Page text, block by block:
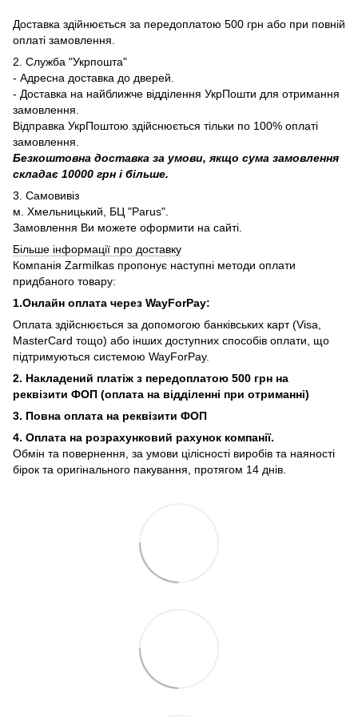
Доставка здійнюється за передоплатою 500 грн або при повній
оплаті замовлення.
2. Служба "Укрпошта"
- Адресна доставка до дверей.
- Доставка на найближче відділення УкрПошти для отримання
замовлення.
Відправка УкрПоштою здійснюється тільки по 100% оплаті
замовлення.
Безкоштовна доставка за умови, якщо сума замовлення
складає 10000 грн і більше.
3. Самовивіз
м. Хмельницький, БЦ "Parus".
Замовлення Ви можете оформити на сайті.
Більше інформації про доставку
Компанія Zarmilkas пропонує наступні методи оплати
придбаного товару:
1.Онлайн оплата через WayForPay:
Оплата здійснюється за допомогою банківських карт (Visa,
MasterCard тощо) або інших доступних способів оплати, що
підтримуються системою WayForPay.
2. Накладений платіж з передоплатою 500 грн на
реквізити ФОП (оплата на відділенні при отриманні)
3. Повна оплата на реквізити ФОП
4. Оплата на розрахунковий рахунок компанії.
Обмін та повернення, за умови цілісності виробів та наяності
бірок та оригінального пакування, протягом 14 днів.